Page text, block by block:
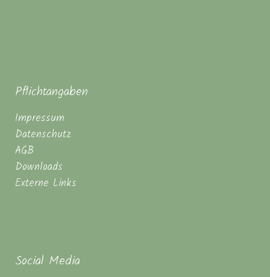
Pflichtangaben
Impressum
Datenschutz
AGB
Downloads
Externe Links
Social Media